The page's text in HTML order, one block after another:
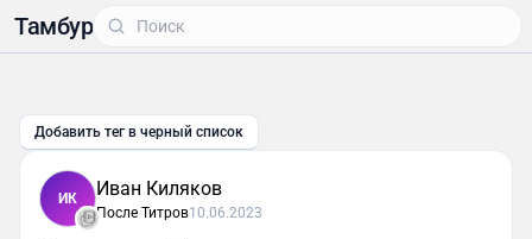
Тамбур
Добавить тег в черный список
ИК Иван Киляков
После Титров10.06.2023